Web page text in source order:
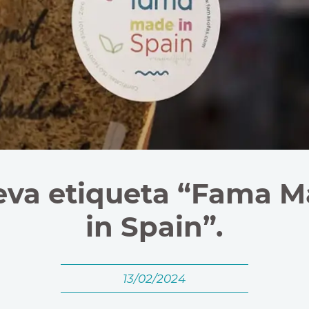
etiqueta “Fama
in Spain”.
13/02/2024